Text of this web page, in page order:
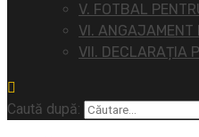
V. FOTBAL
VI. ANGAJAMENT
VII. DECLARAȚIA
Caută după: